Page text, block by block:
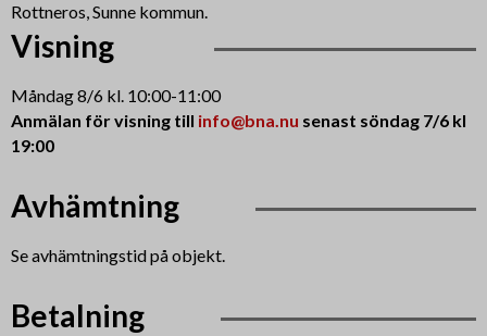
Rottneros, Sunne kommun.
Visning
Måndag 8/6 kl. 10:00-11:00
Anmälan för visning till info@bna.nu senast söndag 7/6 kl
19:00
Avhämtning
Se avhämtningstid på objekt.
Betalning